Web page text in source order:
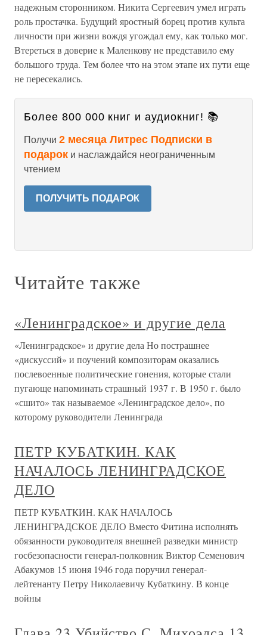
надежным сторонником. Никита Сергеевич умел играть
роль простачка. Будущий яростный борец против культа
личности при жизни вождя угождал ему, как только мог.
Втереться в доверие к Маленкову не представило ему
большого труда. Тем более что на этом этапе их пути еще
не пересекались.
Более 800 000 книг и аудиокниг! 📚
Получи 2 месяца Литрес Подписки в
подарок и наслаждайся неограниченным
чтением
ПОЛУЧИТЬ ПОДАРОК
Читайте также
«Ленинградское» и другие дела
«Ленинградское» и другие дела Но пострашнее
«дискуссий» и поучений композиторам оказались
послевоенные политические гонения, которые стали
пугающе напоминать страшный 1937 г. В 1950 г. было
«сшито» так называемое «Ленинградское дело», по
которому руководители Ленинграда
ПЕТР КУБАТКИН. КАК
НАЧАЛОСЬ ЛЕНИНГРАДСКОЕ
ДЕЛО
ПЕТР КУБАТКИН. КАК НАЧАЛОСЬ
ЛЕНИНГРАДСКОЕ ДЕЛО Вместо Фитина исполнять
обязанности руководителя внешней разведки министр
госбезопасности генерал-полковник Виктор Семенович
Абакумов 15 июня 1946 года поручил генерал-
лейтенанту Петру Николаевичу Кубаткину. В конце
войны